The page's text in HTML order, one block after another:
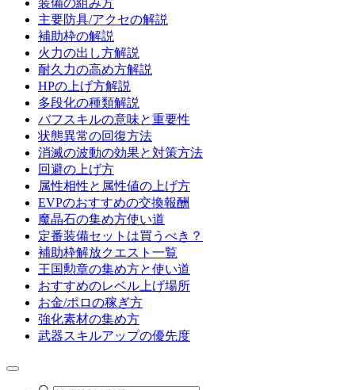
装備の組み方
主要防具/アクセの解説
補助枠の解説
火力の出し方解説
耐久力の高め方解説
HPの上げ方解説
多段化の種類解説
バフスキルの意味と重要性
状態異常の回復方法
消滅の波動の効果と対策方法
回避の上げ方
属性相性と属性値の上げ方
EVPのおすすめの交換報酬
魔晶石の集め方使い道
定番装備セットは買うべき？
補助枠解放クエスト一覧
王国勲章の集め方と使い道
おすすめのレベル上げ場所
お金/ポロの稼ぎ方
強化素材の集め方
武器スキルアップの優先度